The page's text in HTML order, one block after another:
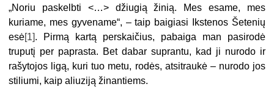
„Noriu paskelbti <…> džiugią žinią. Mes esame, mes
kuriame, mes gyvename“, – taip baigiasi Ikstenos Šetenių
esė[1]. Pirmą kartą perskaičius, pabaiga man pasirodė
truputį per paprasta. Bet dabar suprantu, kad ji nurodo ir
rašytojos ligą, kuri tuo metu, rodės, atsitraukė – nurodo jos
stiliumi, kaip aliuziją žinantiems.